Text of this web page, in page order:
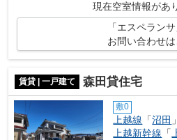
現在空室情報があ
「エスペラン
お問い合わせ
賃貸 | 一戸建て 森田貸住宅
敷0
上越線 「沼田
上越新幹線 「